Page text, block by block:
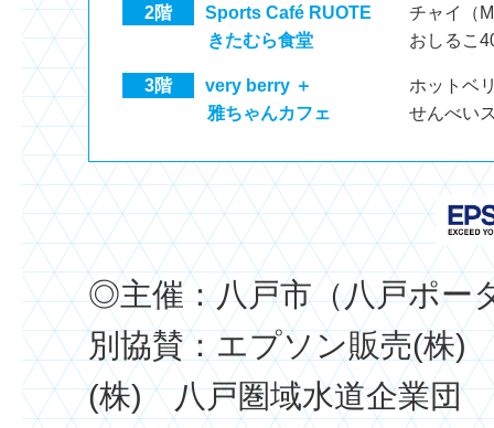
2階 Sports Café RUOTE
チャイ（
きたむら食堂
おしるこ
3階 very berry ＋
ホットベ
雅ちゃんカフェ
せんべい
◎主催：八戸市（八戸ポ
別協賛：エプソン販売(
(株) 八戸圏域水道企業団